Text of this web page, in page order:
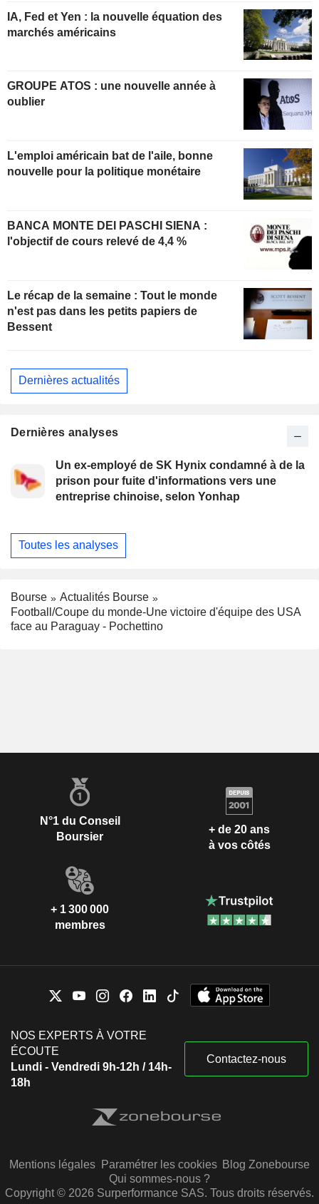
IA, Fed et Yen : la nouvelle équation des
marchés américains
GROUPE ATOS : une nouvelle année à
oublier
L'emploi américain bat de l'aile, bonne
nouvelle pour la politique monétaire
BANCA MONTE DEI PASCHI SIENA :
l'objectif de cours relevé de 4,4 %
Le récap de la semaine : Tout le monde
n'est pas dans les petits papiers de
Bessent
Dernières actualités
Dernières analyses
Un ex-employé de SK Hynix condamné à de la
prison pour fuite d'informations vers une
entreprise chinoise, selon Yonhap
Toutes les analyses
Bourse
Actualités Bourse
Football/Coupe du monde-Une victoire d'équipe des USA
face au Paraguay - Pochettino
N°1 du Conseil
Boursier
+ de 20 ans
à vos côtés
+ 1 300 000
membres
NOS EXPERTS À VOTRE
ÉCOUTE
Lundi - Vendredi 9h-12h / 14h-
18h
Contactez-nous
Mentions légales Paramétrer les cookies Blog Zonebourse
Qui sommes-nous ?
Copyright © 2026 Surperformance SAS. Tous droits réservés.